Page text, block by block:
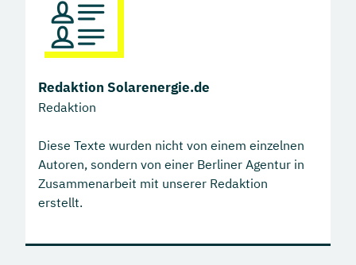
Redaktion Solarenergie.de
Redaktion
Diese Texte wurden nicht von einem einzelnen
Autoren, sondern von einer Berliner Agentur in
Zusammenarbeit mit unserer Redaktion
erstellt.